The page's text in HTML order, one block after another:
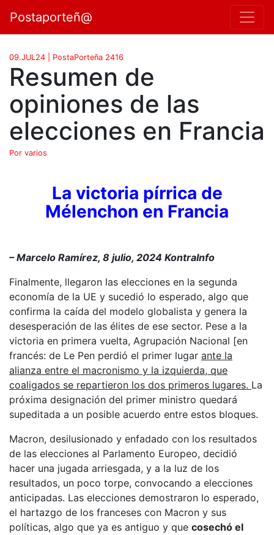
Postaporteñ@
09.JUL24 | PostaPorteña 2416
Resumen de
opiniones de las
elecciones en Francia
Por varios
La victoria pírrica de
Mélenchon en Francia
– Marcelo Ramírez, 8 julio, 2024 KontraInfo
Finalmente, llegaron las elecciones en la segunda
economía de la UE y sucedió lo esperado, algo que
confirma la caída del modelo globalista y genera la
desesperación de las élites de ese sector. Pese a la
victoria en primera vuelta, Agrupación Nacional [en
francés: de Le Pen perdió el primer lugar ante la
alianza entre el macronismo y la izquierda, que
coaligados se repartieron los dos primeros lugares. La
próxima designación del primer ministro quedará
supeditada a un posible acuerdo entre estos bloques.
Macron, desilusionado y enfadado con los resultados
de las elecciones al Parlamento Europeo, decidió
hacer una jugada arriesgada, y a la luz de los
resultados, un poco torpe, convocando a elecciones
anticipadas. Las elecciones demostraron lo esperado,
el hartazgo de los franceses con Macron y sus
políticas, algo que ya es antiguo y que cosechó el